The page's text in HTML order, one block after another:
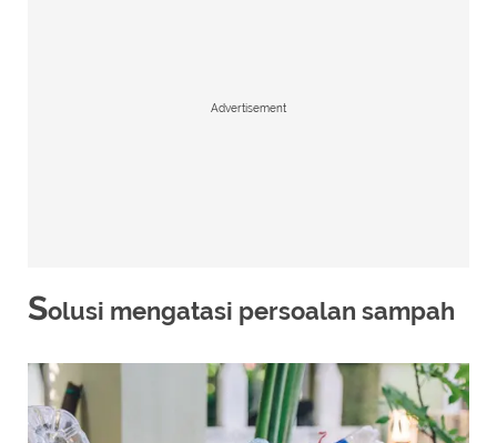
Advertisement
Solusi mengatasi persoalan sampah